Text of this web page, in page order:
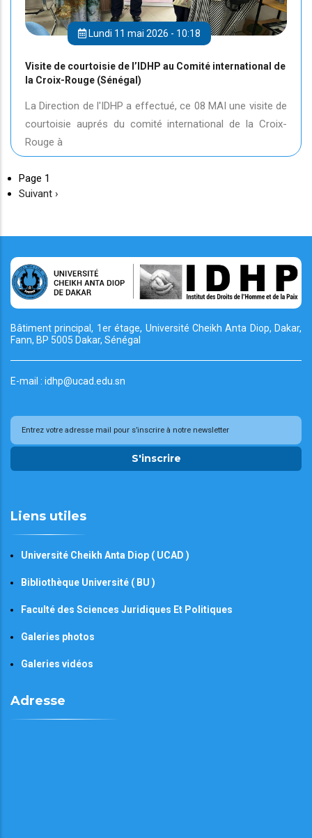
Lundi 11 mai 2026 - 10:18
Visite de courtoisie de l’IDHP au Comité international de
la Croix-Rouge (Sénégal)
La Direction de l'IDHP a effectué, ce 08 MAI une visite de
courtoisie auprés du comité international de la Croix-
Rouge à
Page 1
Page
Suivant ›
Bâtiment principal, 1er étage, Université CheikhAnta Diop, Dakar,
Fann, BP 5005 Dakar, Sénégal
E-mail : idhp@ucad.edu.sn
S'inscrire
Liens utiles
Université Cheikh Anta Diop ( UCAD )
Bibliothèque Université ( BU )
Faculté des Sciences Juridiques Et Politiques
Galeries photos
Galeries vidéos
Adresse